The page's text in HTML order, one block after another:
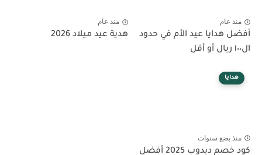
منذ عام
أفضل هدايا عيد الأم في حدود
ال١٠٠ ريال أو أقل
منذ عام
هدية عيد ميلاد 2026
هدايا
منذ بضع سنوات
كود خصم دبدوب 2025 أفضل